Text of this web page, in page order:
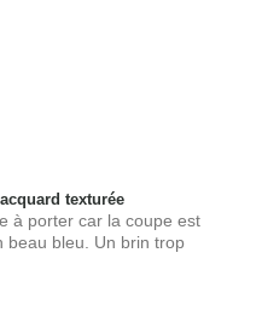
texturée
à porter car la coupe est
beau bleu. Un brin trop